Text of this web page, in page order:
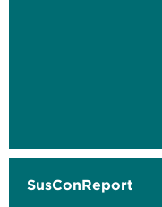
SusConReport